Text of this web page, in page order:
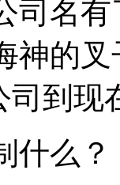
司名
神的
司到现
什么？